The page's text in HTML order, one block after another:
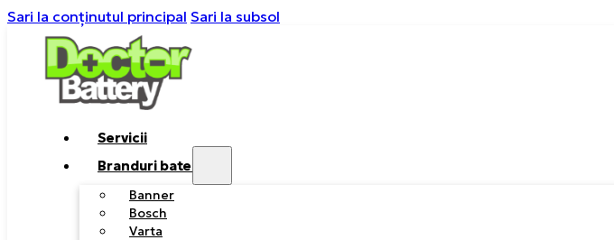
Sari la conținutul principal Sari la subsol
Servicii
Branduri baterii
Banner
Bosch
Varta